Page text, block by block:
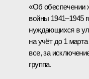
«Об обеспечении
войны 1941–1945
нуждающихся в
на учёт до 1
все, за
группа.